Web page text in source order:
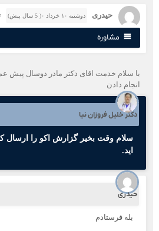
حیدری دوشنبه ۱۰ خرداد ۰( 5 سال پیش) تعداد
مشاوره
سلام خدمت اقای دکتر مادر دوسال پیش عمل
دادن
دکتر خلیل فروزان نیا
سلام وقت بخیر گزارش اکو را ارسال کنید،
بله فرستادم